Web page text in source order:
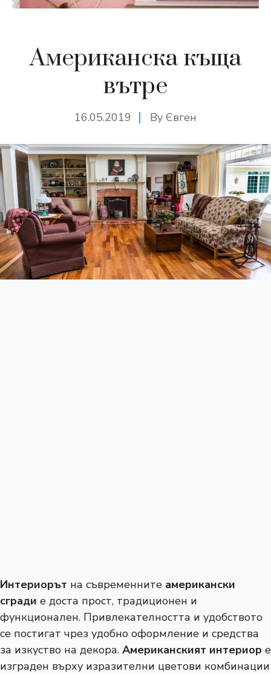
Американска къща
вътре
16.05.2019 By Євген
Интериорът на съвременните американски
сгради е доста прост, традиционен и
функционален. Привлекателността и удобството
се постигат чрез удобно оформление и средства
за изкуство на декора. Американският интериор е
изграден върху изразителни цветови комбинации